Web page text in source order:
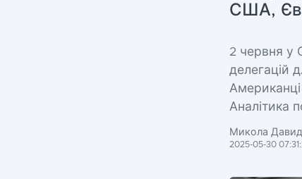
США,
2 червня у
делегацій
Аналітика
Микола
2025-05-30